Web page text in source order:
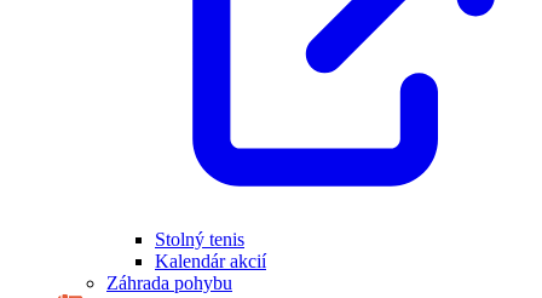
Stolný tenis
Kalendár akcií
Záhrada pohybu